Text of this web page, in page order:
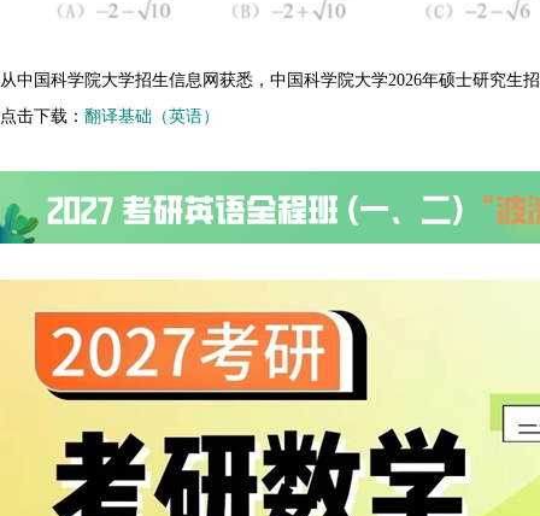
从中国科学院大学招生信息网获悉，中国科学院大学2026年硕士研究生
点击下载： 翻译基础（英语）